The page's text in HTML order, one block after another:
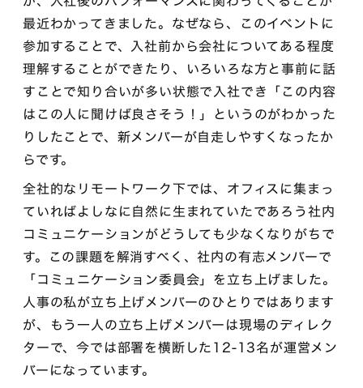
最近わかってきました。なぜなら、このイベントに
参加することで、入社前から会社についてある程度
理解することができたり、いろいろな方と事前に話
すことで知り合いが多い状態で入社でき「この内容
はこの人に聞けば良さそう！」というのがわかった
りしたことで、新メンバーが自走しやすくなったか
らです。
全社的なリモートワーク下では、オフィスに集まっ
ていればよしなに自然に生まれていたであろう社内
コミュニケーションがどうしても少なくなりがちで
す。この課題を解消すべく、社内の有志メンバーで
「コミュニケーション委員会」を立ち上げました。
人事の私が立ち上げメンバーのひとりではあります
が、もう一人の立ち上げメンバーは現場のディレク
ターで、今では部署を横断した12-13名が運営メン
バーになっています。